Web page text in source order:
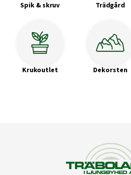
Spik & skruv Trädgård
Krukoutlet Dekorsten